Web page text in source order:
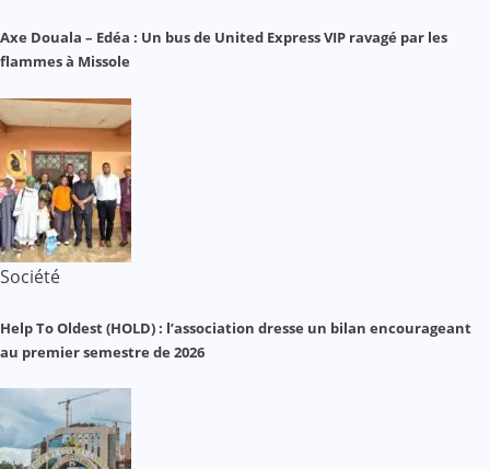
Axe Douala – Edéa : Un bus de United Express VIP ravagé par les
flammes à Missole
Société
Help To Oldest (HOLD) : l’association dresse un bilan encourageant
au premier semestre de 2026